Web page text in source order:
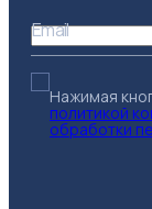
Email
Нажимая
политикой
обработки